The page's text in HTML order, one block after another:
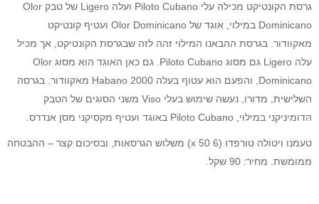
גרסת הקונטיקט מכילה עלי Piloto Cubano ועלה Ligero של טבק Olor
Dominicano במילוי, אוגד של Olor Dominicano ועטיף קונטיקט
מאקוודור. בגרסת ההבאנו המילוי זהה לזה שבגרסת הקונטיקט, אך מכיל
עלה Ligero גם מסוג Piloto Cubano. גם כאן האוגד הוא מסוג Olor
Dominicano, והפעם הוא עטוף בעלה Habano 2000 מאקוודור. בגרסה
השלישית, מדורו, נעשה שימוש בעלי Viso משני הסוגים של הטבק
הדומיניקני במילוי, Piloto Cubano באוגד ועטיף מקסיקני מסן אנדרס.
טעמנו ויטולה טורפדו (6 x 50) משלוש הגרסאות, ובסיכום קצר – ההבטחה
ממומשת. מחיר: 90 שקל.